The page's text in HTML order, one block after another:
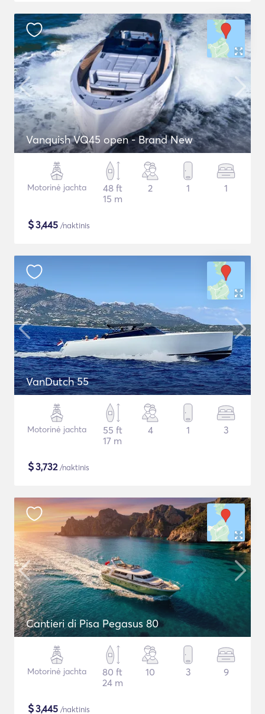
Vanquish VQ45 open - Brand New
Motorinė jachta
48 ft
15 m
2 1 1
$3,445 /naktinis
VanDutch 55
Motorinė jachta
55 ft
17 m
4 1 3
$3,732/naktinis
Cantieri di Pisa Pegasus 80
Motorinė jachta
80 ft
24 m
10 3 9
$3,445 /naktinis